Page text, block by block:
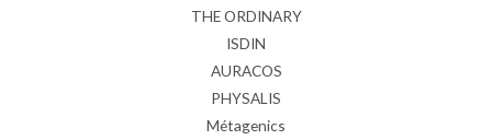
THE ORDINARY
ISDIN
AURACOS
PHYSALIS
Métagenics